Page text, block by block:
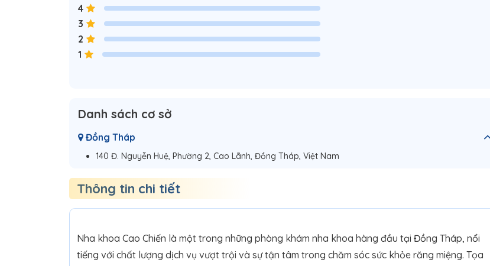
4
3
2
1
Danh sách cơ sở
Đồng Tháp
140 Đ. Nguyễn Huệ, Phường 2, Cao Lãnh, Đồng Tháp, Việt Nam
Thông tin chi tiết
Nha khoa Cao Chiến là một trong những phòng khám nha khoa hàng đầu tại Đồng Tháp, nổi
tiếng với chất lượng dịch vụ vượt trội và sự tận tâm trong chăm sóc sức khỏe răng miệng. Tọa